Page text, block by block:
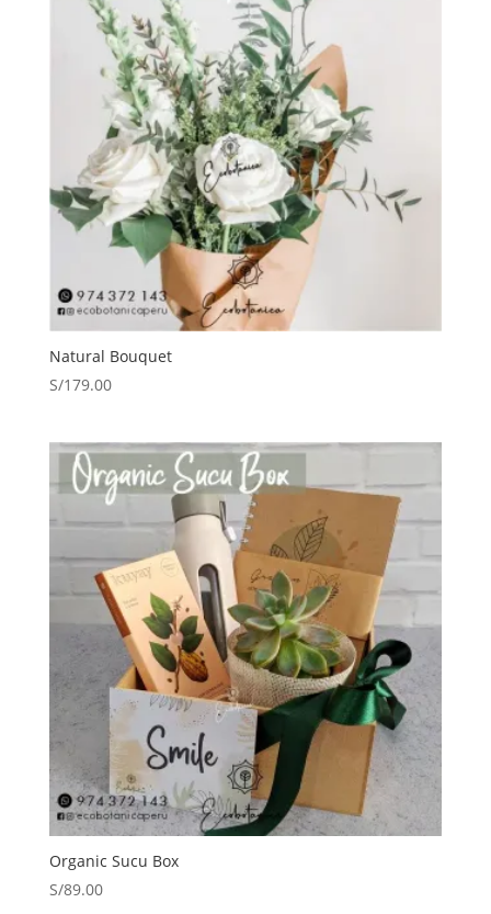
Natural Bouquet
S/179.00
Organic Sucu Box
S/89.00